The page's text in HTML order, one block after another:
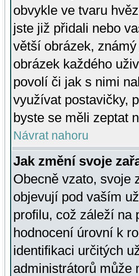
obvykle ve tvaru
jste již přidali nebo
větší obrázek,
obrázek každého
povolí či jak s nimi
využívat postavičky,
byste se měli zeptat
Návrat nahoru
Jak změní svoje
Obecně vzato, svoje
objevují pod vaším
profilu, což záleží na
hodnocení úrovní k
identifikaci určitých
administrátorů může